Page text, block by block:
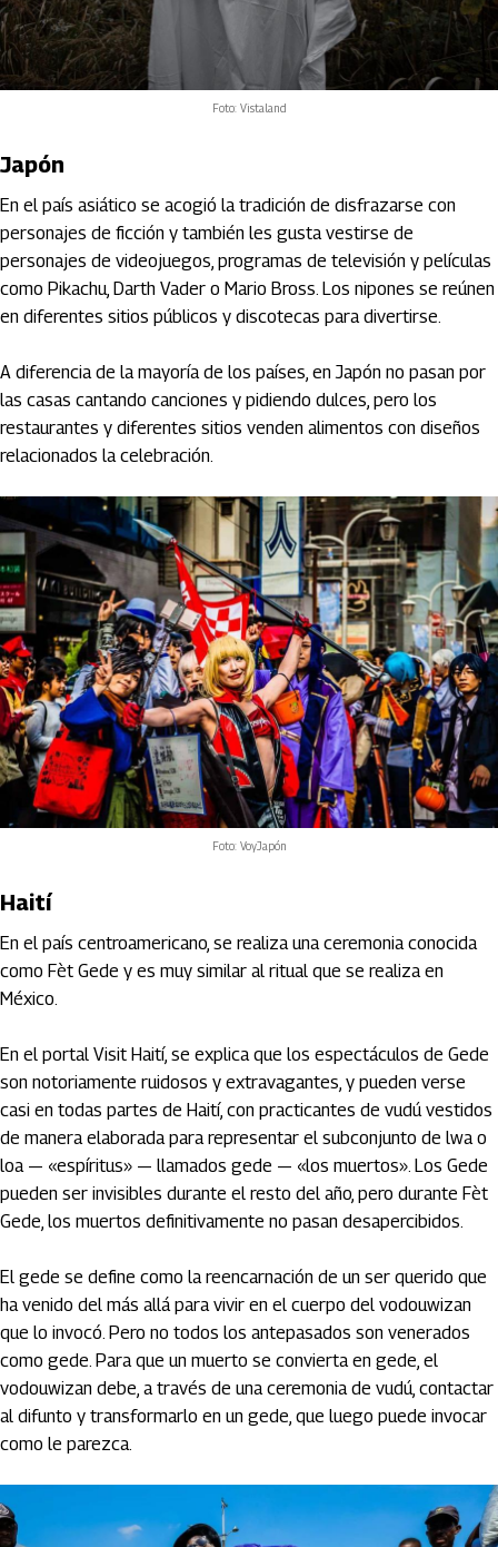
Foto: Vistaland
Japón
En el país asiático se acogió la tradición de disfrazarse con
personajes de ficción y también les gusta vestirse de
personajes de videojuegos, programas de televisión y películas
como Pikachu, Darth Vader o Mario Bross. Los nipones se reúnen
en diferentes sitios públicos y discotecas para divertirse.
A diferencia de la mayoría de los países, en Japón no pasan por
las casas cantando canciones y pidiendo dulces, pero los
restaurantes y diferentes sitios venden alimentos con diseños
relacionados la celebración.
Foto: VoyJapón
Haití
En el país centroamericano, se realiza una ceremonia conocida
como Fèt Gede y es muy similar al ritual que se realiza en
México.
En el portal Visit Haití, se explica que los espectáculos de Gede
son notoriamente ruidosos y extravagantes, y pueden verse
casi en todas partes de Haití, con practicantes de vudú vestidos
de manera elaborada para representar el subconjunto de lwa o
loa — «espíritus» — llamados gede — «los muertos». Los Gede
pueden ser invisibles durante el resto del año, pero durante Fèt
Gede, los muertos definitivamente no pasan desapercibidos.
El gede se define como la reencarnación de un ser querido que
ha venido del más allá para vivir en el cuerpo del vodouwizan
que lo invocó. Pero no todos los antepasados son venerados
como gede. Para que un muerto se convierta en gede, el
vodouwizan debe, a través de una ceremonia de vudú, contactar
al difunto y transformarlo en un gede, que luego puede invocar
como le parezca.